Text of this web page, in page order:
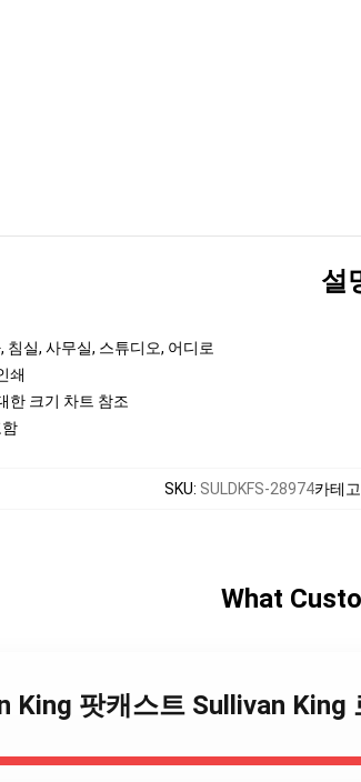
설
침실, 사무실, 스튜디오, 어디로
쇄
한 크기 차트 참조
SKU: SULDKFS-28974카테
What
King 팟캐스트 Sullivan King